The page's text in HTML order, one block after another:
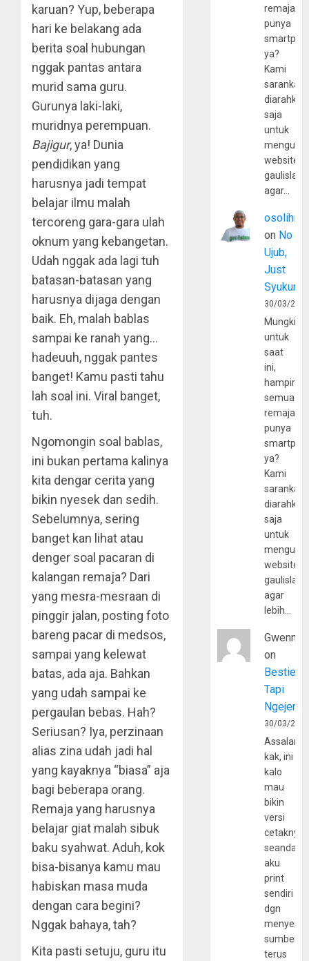
karuan? Yup, beberapa
hari ke belakang ada
berita soal hubungan
nggak pantas antara
murid sama guru.
Gurunya laki-laki,
muridnya perempuan.
Bajigur, ya! Dunia
pendidikan yang
harusnya jadi tempat
belajar ilmu malah
tercoreng gara-gara ulah
oknum yang kebangetan.
Udah nggak ada lagi tuh
batasan-batasan yang
harusnya dijaga dengan
baik. Eh, malah bablas
sampai ke ranah yang…
hadeuuh, nggak pantes
banget! Kamu pasti tahu
lah soal ini. Viral banget,
tuh.
Ngomongin soal bablas,
ini bukan pertama kalinya
kita dengar cerita yang
bikin nyesek dan sedih.
Sebelumnya, sering
banget kan lihat atau
denger soal pacaran di
kalangan remaja? Dari
yang mesra-mesraan di
pinggir jalan, posting foto
bareng pacar di medsos,
sampai yang kelewat
batas, ada aja. Bahkan
yang udah sampai ke
pergaulan bebas. Hah?
Seriusan? Iya, perzinaan
alias zina udah jadi hal
yang kayaknya “biasa” aja
bagi beberapa orang.
Remaja yang harusnya
belajar giat malah sibuk
baku syahwat. Aduh, kok
bisa-bisanya kamu mau
habiskan masa muda
dengan cara begini?
Nggak bahaya, tah?
Kita pasti setuju, guru itu
remaja
punya
ya?
Kami
sarankan,
diarahkan
saja
untuk
website
agar…
osolihin
on No
Ujub,
Just
Syukur
30/03/
Mungkin
untuk
saat
ini,
hampir
semua
remaja
punya
ya?
Kami
sarankan,
diarahkan
saja
untuk
website
agar
lebih…
Gwenny
on
Bestie
Tapi
30/03/
kak, ini
kalo
mau
bikin
versi
cetaknya
aku
print
sendiri
dgn
sumber
terus